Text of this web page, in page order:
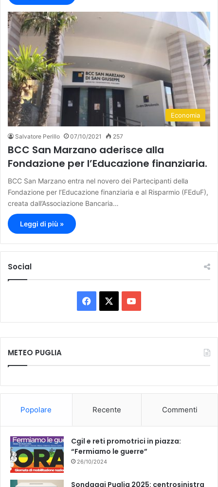
Economia
Salvatore Perillo 07/10/2021 257
BCC San Marzano aderisce alla
Fondazione per l’Educazione finanziaria.
BCC San Marzano entra nel novero dei Partecipanti della
Fondazione per l’Educazione finanziaria e al Risparmio (FEduF),
creata dall’Associazione Bancaria…
Leggi di più »
Social
a
c
k
o
u
METEO PUGLIA
Popolare Recente Commenti
Cgil e reti promotrici in piazza:
“Fermiamo le guerre”
26/10/2024
Sondaggi Puglia 2025: centrosinistra